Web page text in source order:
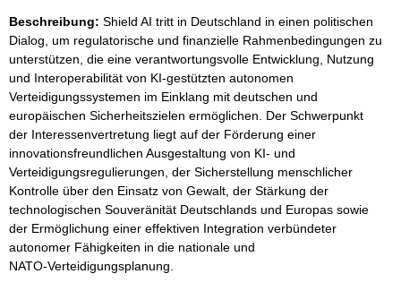
s
e
p
r
o
S
e
i
t
e
Beschreibung: Shield AI tritt in Deutschland in einen politischen
Dialog, um regulatorische und finanzielle Rahmenbedingungen zu
unterstützen, die eine verantwortungsvolle Entwicklung, Nutzung
und Interoperabilität von KI‑gestützten autonomen
Verteidigungssystemen im Einklang mit deutschen und
europäischen Sicherheitszielen ermöglichen. Der Schwerpunkt
der Interessenvertretung liegt auf der Förderung einer
innovationsfreundlichen Ausgestaltung von KI‑ und
Verteidigungsregulierungen, der Sicherstellung menschlicher
Kontrolle über den Einsatz von Gewalt, der Stärkung der
technologischen Souveränität Deutschlands und Europas sowie
der Ermöglichung einer effektiven Integration verbündeter
autonomer Fähigkeiten in die nationale und
NATO‑Verteidigungsplanung.